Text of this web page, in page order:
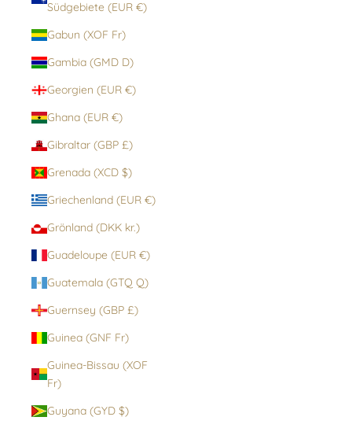
Südgebiete (EUR €)
Gabun (XOF Fr)
Gambia (GMD D)
Georgien (EUR €)
Ghana (EUR €)
Gibraltar (GBP £)
Grenada (XCD $)
Griechenland (EUR €)
Grönland (DKK kr.)
Guadeloupe (EUR €)
Guatemala (GTQ Q)
Guernsey (GBP £)
Guinea (GNF Fr)
Guinea-Bissau (XOF
Fr)
Guyana (GYD $)